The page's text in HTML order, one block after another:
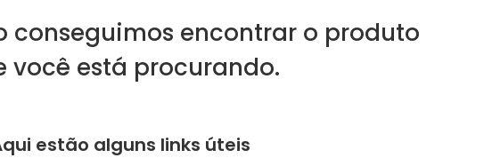
conseguimos encontrar o produto
você está procurando.
estão alguns links úteis